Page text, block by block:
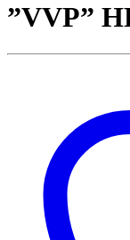
”VVP”